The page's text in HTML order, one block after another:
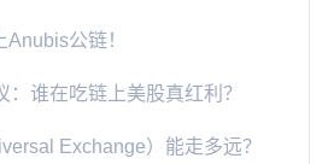
公链！
：谁在吃链上美股真红利？
Exchange）能走多远？